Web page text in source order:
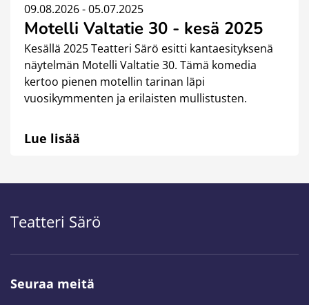
09.08.2026 - 05.07.2025
Motelli Valtatie 30 - kesä 2025
Kesällä 2025 Teatteri Särö esitti kantaesityksenä
näytelmän Motelli Valtatie 30. Tämä komedia
kertoo pienen motellin tarinan läpi
vuosikymmenten ja erilaisten mullistusten.
Lue lisää
Teatteri Särö
Seuraa meitä